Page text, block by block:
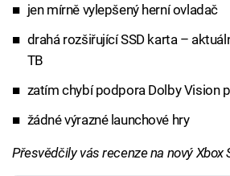
jen mírně vylepšený herní ovladač
drahá rozšiřující SSD karta –
TB
zatím chybí podpora Dolby Vision
žádné výrazné launchové hry
Přesvědčily vás recenze na nový Xbox